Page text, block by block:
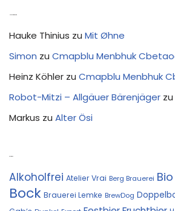
Hauke Thinius zu Mit Øhne
Simon zu Cmapblu Menbhuk
Heinz Köhler zu Cmapblu Menbhuk
Robot-Mitzi – Allgäuer Bärenjäger zu
Markus zu Alter Ösi
Alkoholfrei Atelier Vrai Berg Brauerei Bio
Bock Brauerei Lemke BrewDog